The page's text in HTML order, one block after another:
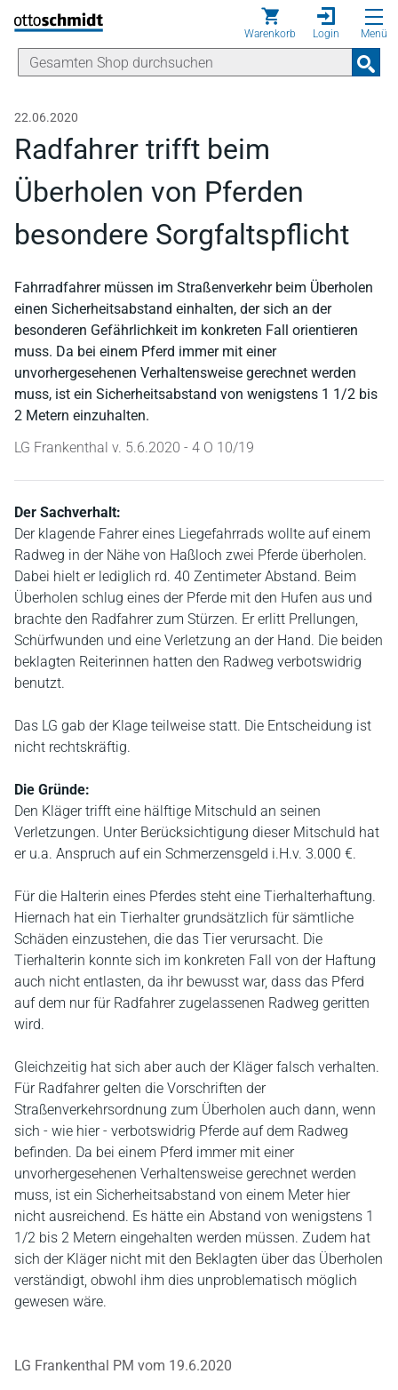
Direkt zum Inhalt
Warenkorb Login Menü
22.06.2020
Radfahrer trifft beim
Überholen von Pferden
besondere Sorgfaltspflicht
Fahrradfahrer müssen im Straßenverkehr beim Überholen
einen Sicherheitsabstand einhalten, der sich an der
besonderen Gefährlichkeit im konkreten Fall orientieren
muss. Da bei einem Pferd immer mit einer
unvorhergesehenen Verhaltensweise gerechnet werden
muss, ist ein Sicherheitsabstand von wenigstens 1 1/2 bis
2 Metern einzuhalten.
LG Frankenthal v. 5.6.2020 - 4 O 10/19
Der Sachverhalt:
Der klagende Fahrer eines Liegefahrrads wollte auf einem
Radweg in der Nähe von Haßloch zwei Pferde überholen.
Dabei hielt er lediglich rd. 40 Zentimeter Abstand. Beim
Überholen schlug eines der Pferde mit den Hufen aus und
brachte den Radfahrer zum Stürzen. Er erlitt Prellungen,
Schürfwunden und eine Verletzung an der Hand. Die beiden
beklagten Reiterinnen hatten den Radweg verbotswidrig
benutzt.
Das LG gab der Klage teilweise statt. Die Entscheidung ist
nicht rechtskräftig.
Die Gründe:
Den Kläger trifft eine hälftige Mitschuld an seinen
Verletzungen. Unter Berücksichtigung dieser Mitschuld hat
er u.a. Anspruch auf ein Schmerzensgeld i.H.v. 3.000 €.
Für die Halterin eines Pferdes steht eine Tierhalterhaftung.
Hiernach hat ein Tierhalter grundsätzlich für sämtliche
Schäden einzustehen, die das Tier verursacht. Die
Tierhalterin konnte sich im konkreten Fall von der Haftung
auch nicht entlasten, da ihr bewusst war, dass das Pferd
auf dem nur für Radfahrer zugelassenen Radweg geritten
wird.
Gleichzeitig hat sich aber auch der Kläger falsch verhalten.
Für Radfahrer gelten die Vorschriften der
Straßenverkehrsordnung zum Überholen auch dann, wenn
sich - wie hier - verbotswidrig Pferde auf dem Radweg
befinden. Da bei einem Pferd immer mit einer
unvorhergesehenen Verhaltensweise gerechnet werden
muss, ist ein Sicherheitsabstand von einem Meter hier
nicht ausreichend. Es hätte ein Abstand von wenigstens 1
1/2 bis 2 Metern eingehalten werden müssen. Zudem hat
sich der Kläger nicht mit den Beklagten über das Überholen
verständigt, obwohl ihm dies unproblematisch möglich
gewesen wäre.
LG Frankenthal PM vom 19.6.2020